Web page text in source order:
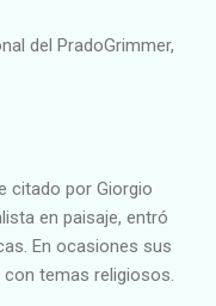
del PradoGrimmer,
citado por Giorgio
en paisaje, entró
En ocasiones sus
temas religiosos.